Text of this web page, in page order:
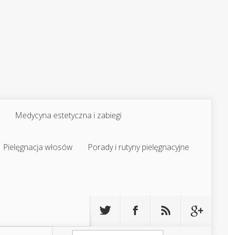
Medycyna estetyczna i zabiegi
Pielęgnacja włosów Porady i rutyny pielęgnacyjne
Szukaj: